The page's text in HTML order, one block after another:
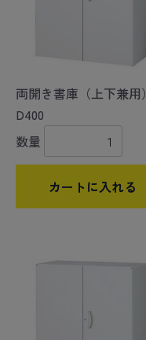
両開き書庫（上下兼用）
D400
数量
カートに入れる